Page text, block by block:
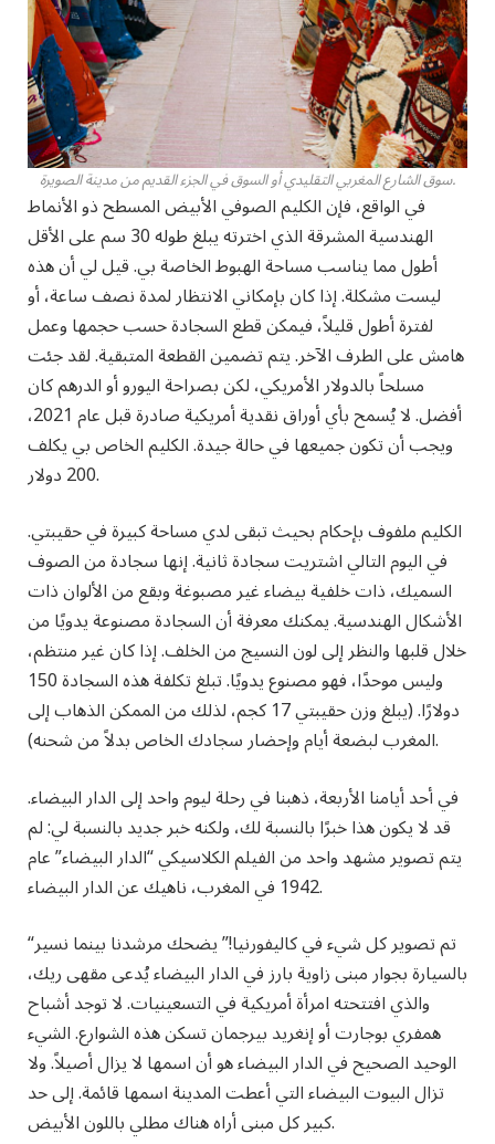
سوق الشارع المغربي التقليدي أو السوق في الجزء القديم من مدينة الصويرة.
في الواقع، فإن الكليم الصوفي الأبيض المسطح ذو الأنماط
الهندسية المشرقة الذي اخترته يبلغ طوله 30 سم على الأقل
أطول مما يناسب مساحة الهبوط الخاصة بي. قيل لي أن هذه
ليست مشكلة. إذا كان بإمكاني الانتظار لمدة نصف ساعة، أو
لفترة أطول قليلاً، فيمكن قطع السجادة حسب حجمها وعمل
هامش على الطرف الآخر. يتم تضمين القطعة المتبقية. لقد جئت
مسلحاً بالدولار الأمريكي، لكن بصراحة اليورو أو الدرهم كان
أفضل. لا يُسمح بأي أوراق نقدية أمريكية صادرة قبل عام 2021،
ويجب أن تكون جميعها في حالة جيدة. الكليم الخاص بي يكلف
200 دولار.
الكليم ملفوف بإحكام بحيث تبقى لدي مساحة كبيرة في حقيبتي.
في اليوم التالي اشتريت سجادة ثانية. إنها سجادة من الصوف
السميك، ذات خلفية بيضاء غير مصبوغة وبقع من الألوان ذات
الأشكال الهندسية. يمكنك معرفة أن السجادة مصنوعة يدويًا من
خلال قلبها والنظر إلى لون النسيج من الخلف. إذا كان غير منتظم،
وليس موحدًا، فهو مصنوع يدويًا. تبلغ تكلفة هذه السجادة 150
دولارًا. (يبلغ وزن حقيبتي 17 كجم، لذلك من الممكن الذهاب إلى
المغرب لبضعة أيام وإحضار سجادك الخاص بدلاً من شحنه).
في أحد أيامنا الأربعة، ذهبنا في رحلة ليوم واحد إلى الدار البيضاء.
قد لا يكون هذا خبرًا بالنسبة لك، ولكنه خبر جديد بالنسبة لي: لم
يتم تصوير مشهد واحد من الفيلم الكلاسيكي “الدار البيضاء” عام
1942 في المغرب، ناهيك عن الدار البيضاء.
“تم تصوير كل شيء في كاليفورنيا!” يضحك مرشدنا بينما نسير
بالسيارة بجوار مبنى زاوية بارز في الدار البيضاء يُدعى مقهى ريك،
والذي افتتحته امرأة أمريكية في التسعينيات. لا توجد أشباح
همفري بوجارت أو إنغريد بيرجمان تسكن هذه الشوارع. الشيء
الوحيد الصحيح في الدار البيضاء هو أن اسمها لا يزال أصيلاً. ولا
تزال البيوت البيضاء التي أعطت المدينة اسمها قائمة. إلى حد
كبير كل مبنى أراه هناك مطلي باللون الأبيض.